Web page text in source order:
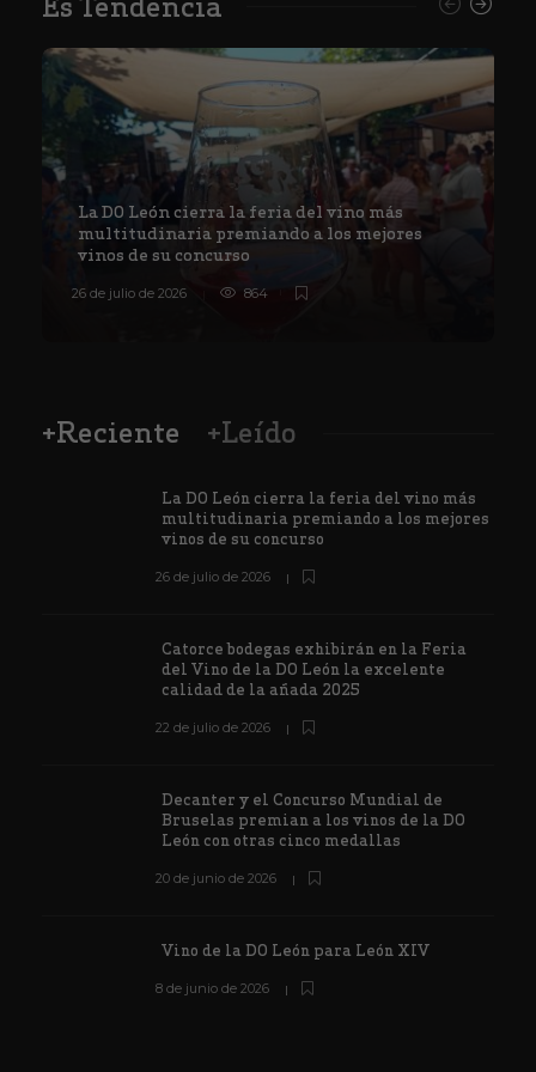
La DO León cierra la feria del vino más
multitudinaria premiando a los mejores
vinos de su concurso
26 de julio de 2026 864
+Reciente +Leído
La DO León cierra la feria del vino más
multitudinaria premiando a los mejores
vinos de su concurso
26 de julio de 2026
Catorce bodegas exhibirán en la Feria
del Vino de la DO León la excelente
calidad de la añada 2025
22 de julio de 2026
Decanter y el Concurso Mundial de
Bruselas premian a los vinos de la DO
León con otras cinco medallas
20 de junio de 2026
Vino de la DO León para León XIV
8 de junio de 2026